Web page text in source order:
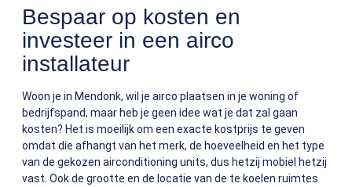
Bespaar op kosten en
investeer in een airco
installateur
Woon je in Mendonk, wil je airco plaatsen in je woning of
bedrijfspand, maar heb je geen idee wat je dat zal gaan
kosten? Het is moeilijk om een exacte kostprijs te geven
omdat die afhangt van het merk, de hoeveelheid en het type
van de gekozen airconditioning units, dus hetzij mobiel hetzij
vast. Ook de grootte en de locatie van de te koelen ruimtes